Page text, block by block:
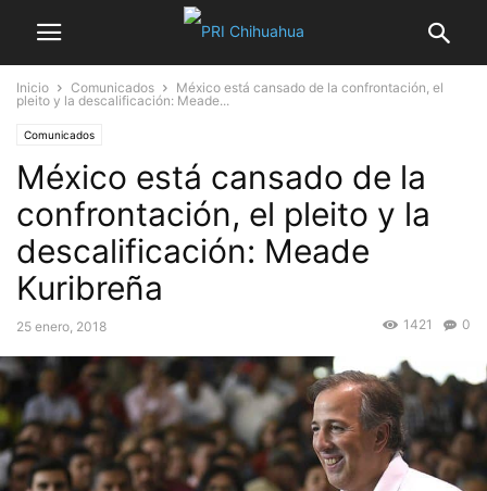
Inicio Comunicados
México está cansado de la confrontación, el
pleito y la descalificación: Meade...
Comunicados
México está cansado de la
confrontación, el pleito y la
descalificación: Meade
Kuribreña
25 enero, 2018 0
1421